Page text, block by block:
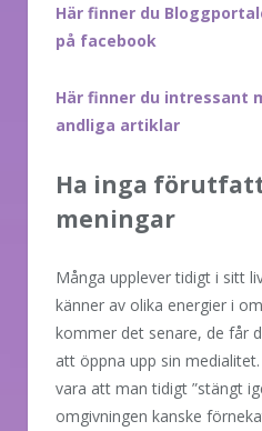
Här finner du
på facebook
Här finner du intressant
andliga artiklar
Ha inga
meningar
Många upplever tidigt i sitt
känner av olika energier i
kommer det senare, de får
att öppna upp sin
vara att man tidigt ”stängt
omgivningen kanske